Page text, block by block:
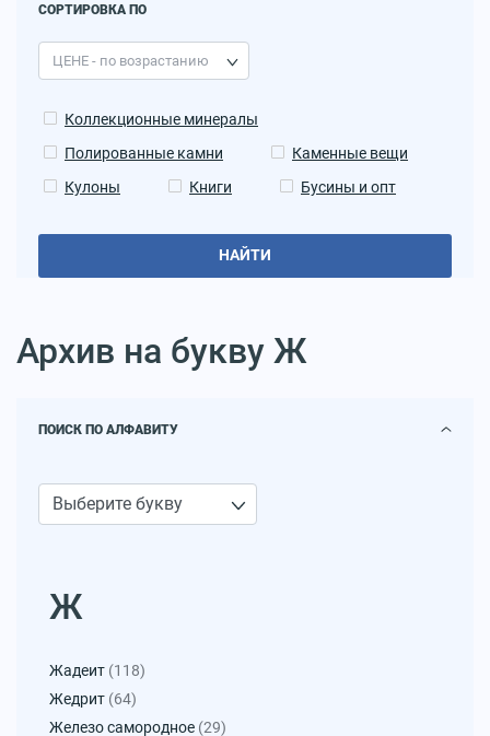
СОРТИРОВКА ПО
Коллекционные минералы
Полированные камни
Каменные вещи
Кулоны
Книги Бусины и опт
НАЙТИ
Архив на букву Ж
ПОИСК ПО АЛФАВИТУ
Ж
Жадеит (118)
Жедрит (64)
Железо самородное (29)